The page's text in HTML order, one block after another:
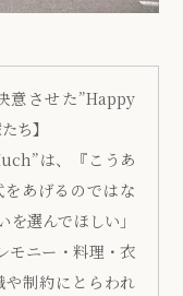
意させた”Happy
ち】
は、『こうあ
あげるのではな
選んでほしい」
モニー・料理・衣
制約にとらわれ